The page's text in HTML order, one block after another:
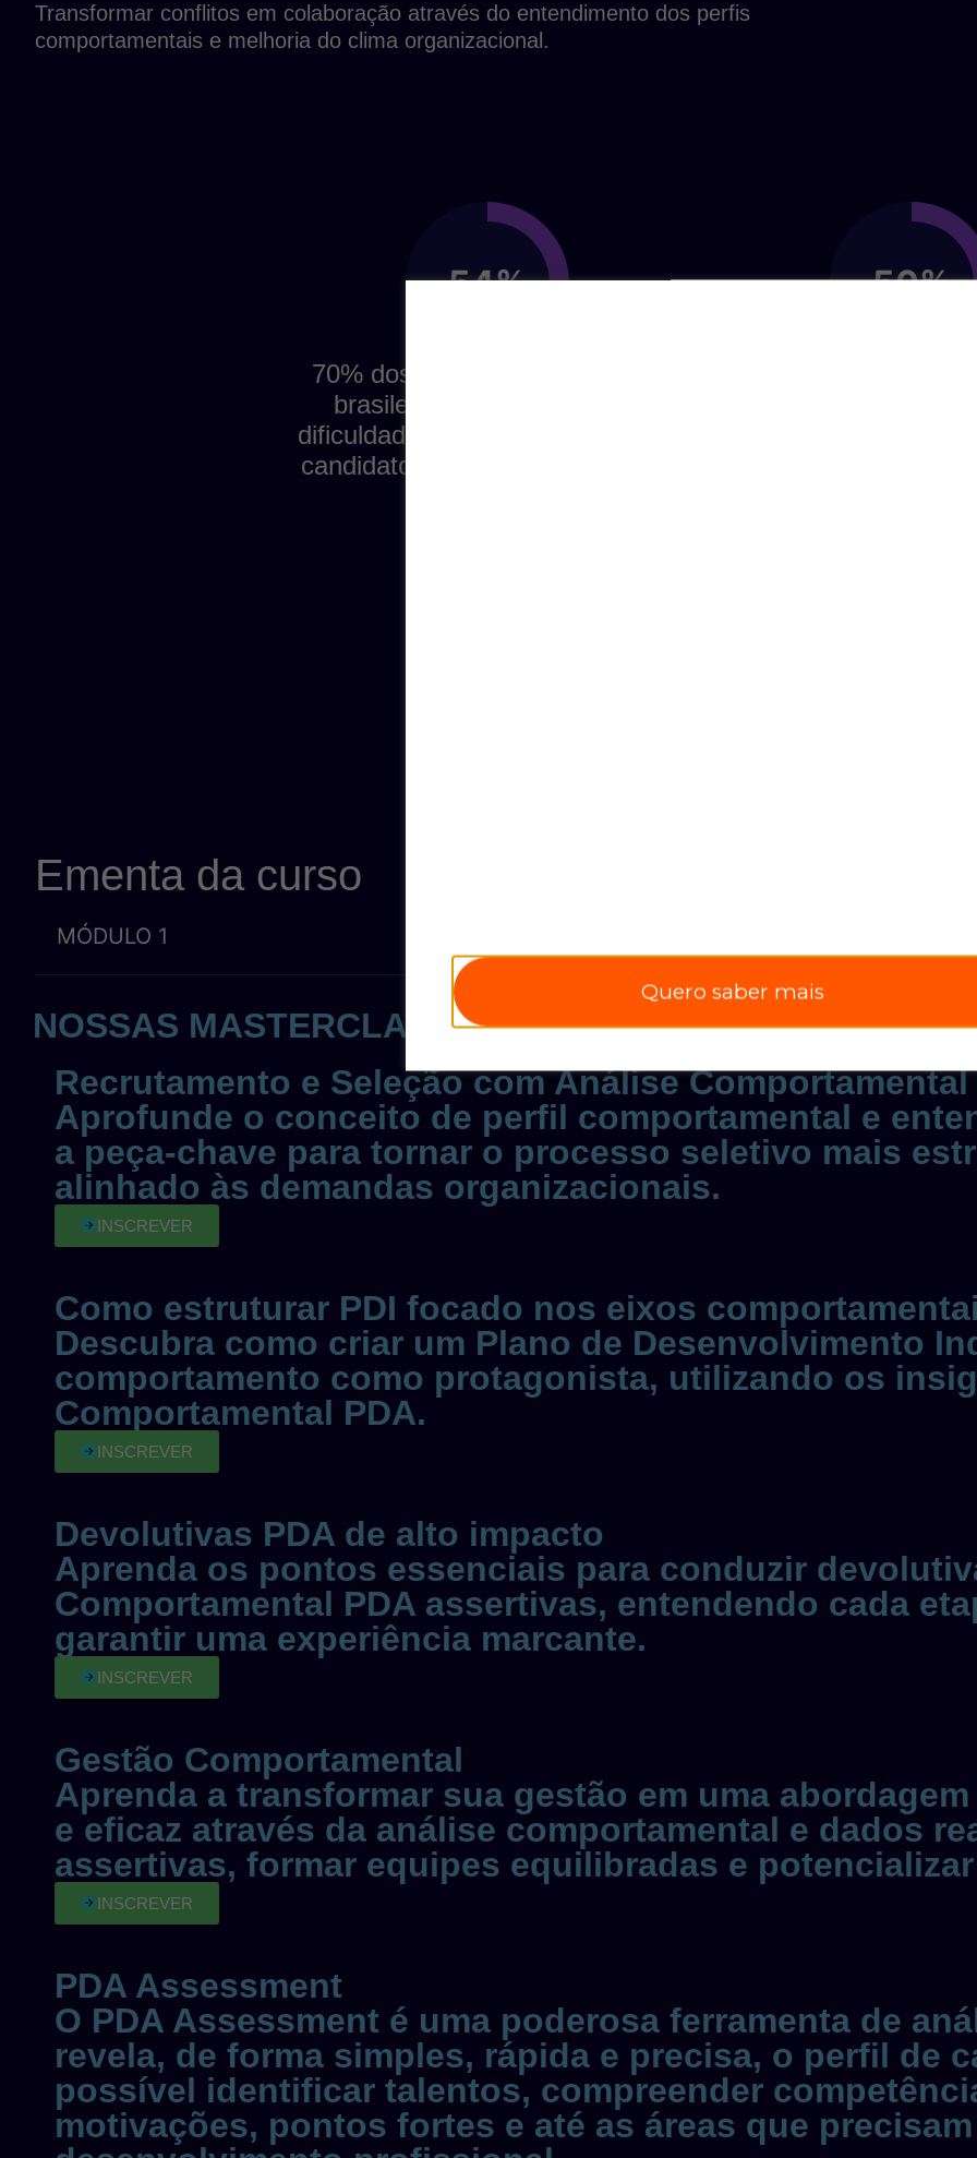
Quero saber mais
Transformar conflitos em colaboração através do entendimento dos perfis
comportamentais e melhoria do clima organizacional.
70% dos recrutadores
brasileiros relatam
dificuldade em encontrar
candidatos qualificados.
Ementa da curso
MÓDULO 1
NOSSAS MASTERCLASSES GRATUITAS COM
Recrutamento e Seleção com Análise Comportamental
Aprofunde o conceito de perfil comportamental e
a peça-chave para tornar o processo seletivo mais
alinhado às demandas organizacionais.
INSCREVER
Como estruturar PDI focado nos eixos
Descubra como criar um Plano de Desenvolvimento
comportamento como protagonista, utilizando os
Comportamental PDA.
INSCREVER
Devolutivas PDA de alto impacto
Aprenda os pontos essenciais para conduzir
Comportamental PDA assertivas, entendendo cada
garantir uma experiência marcante.
INSCREVER
Gestão Comportamental
Aprenda a transformar sua gestão em uma
e eficaz através da análise comportamental e dados
assertivas, formar equipes equilibradas e
INSCREVER
PDA Assessment
O PDA Assessment é uma poderosa ferramenta de
revela, de forma simples, rápida e precisa, o perfil de
possível identificar talentos, compreender
motivações, pontos fortes e até as áreas que